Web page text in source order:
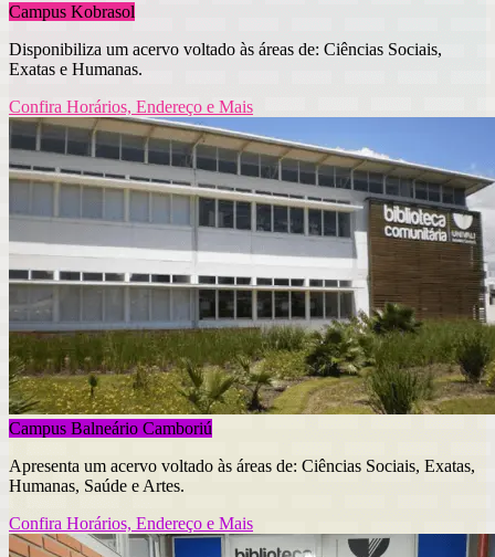
Campus Kobrasol
Disponibiliza um acervo voltado às áreas de: Ciências Sociais,
Exatas e Humanas.
Confira Horários, Endereço e Mais
Campus Balneário Camboriú
Apresenta um acervo voltado às áreas de: Ciências Sociais, Exatas,
Humanas, Saúde e Artes.
Confira Horários, Endereço e Mais